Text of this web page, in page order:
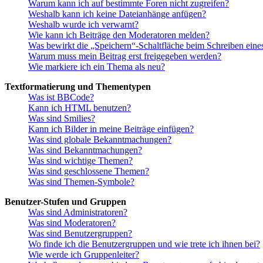
Warum kann ich auf bestimmte Foren nicht zugreifen?
Weshalb kann ich keine Dateianhänge anfügen?
Weshalb wurde ich verwarnt?
Wie kann ich Beiträge den Moderatoren melden?
Was bewirkt die „Speichern“-Schaltfläche beim Schreiben
Warum muss mein Beitrag erst freigegeben werden?
Wie markiere ich ein Thema als neu?
Textformatierung und Thementypen
Was ist BBCode?
Kann ich HTML benutzen?
Was sind Smilies?
Kann ich Bilder in meine Beiträge einfügen?
Was sind globale Bekanntmachungen?
Was sind Bekanntmachungen?
Was sind wichtige Themen?
Was sind geschlossene Themen?
Was sind Themen-Symbole?
Benutzer-Stufen und Gruppen
Was sind Administratoren?
Was sind Moderatoren?
Was sind Benutzergruppen?
Wo finde ich die Benutzergruppen und wie trete ich ihnen bei?
Wie werde ich Gruppenleiter?